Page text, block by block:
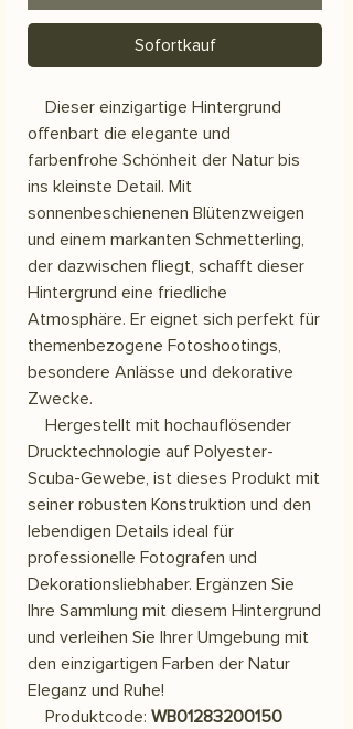
Sofortkauf
Dieser einzigartige Hintergrund
offenbart die elegante und
farbenfrohe Schönheit der Natur bis
ins kleinste Detail. Mit
sonnenbeschienenen Blütenzweigen
und einem markanten Schmetterling,
der dazwischen fliegt, schafft dieser
Hintergrund eine friedliche
Atmosphäre. Er eignet sich perfekt für
themenbezogene Fotoshootings,
besondere Anlässe und dekorative
Zwecke.
Hergestellt mit hochauflösender
Drucktechnologie auf Polyester-
Scuba-Gewebe, ist dieses Produkt mit
seiner robusten Konstruktion und den
lebendigen Details ideal für
professionelle Fotografen und
Dekorationsliebhaber. Ergänzen Sie
Ihre Sammlung mit diesem Hintergrund
und verleihen Sie Ihrer Umgebung mit
den einzigartigen Farben der Natur
Eleganz und Ruhe!
Produktcode: WB01283200150